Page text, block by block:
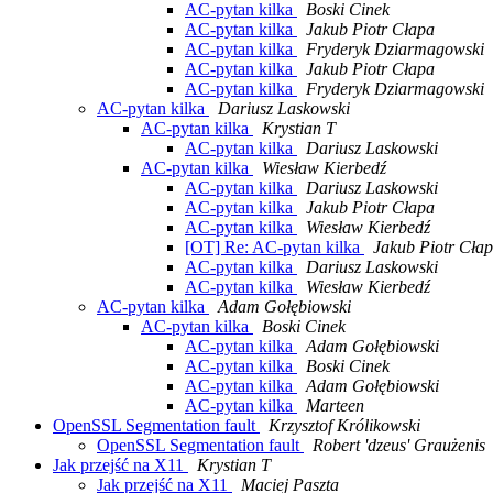
AC-pytan kilka
Boski Cinek
AC-pytan kilka
Jakub Piotr Cłapa
AC-pytan kilka
Fryderyk Dziarmagowski
AC-pytan kilka
Jakub Piotr Cłapa
AC-pytan kilka
Fryderyk Dziarmagowski
AC-pytan kilka
Dariusz Laskowski
AC-pytan kilka
Krystian T
AC-pytan kilka
Dariusz Laskowski
AC-pytan kilka
Wiesław Kierbedź
AC-pytan kilka
Dariusz Laskowski
AC-pytan kilka
Jakub Piotr Cłapa
AC-pytan kilka
Wiesław Kierbedź
[OT] Re: AC-pytan kilka
Jakub Piotr
AC-pytan kilka
Dariusz Laskowski
AC-pytan kilka
Wiesław Kierbedź
AC-pytan kilka
Adam Gołębiowski
AC-pytan kilka
Boski Cinek
AC-pytan kilka
Adam Gołębiowski
AC-pytan kilka
Boski Cinek
AC-pytan kilka
Adam Gołębiowski
AC-pytan kilka
Marteen
OpenSSL Segmentation fault
Krzysztof Królikowski
OpenSSL Segmentation fault
Robert 'dzeus' Graużenis
Jak przejść na X11
Krystian T
Jak przejść na X11
Maciej Paszta